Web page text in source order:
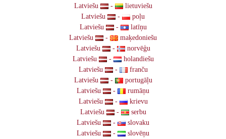
Latviešu
-
lietuviešu
Latviešu
-
poļu
Latviešu
-
latīņu
Latviešu
-
maķedoniešu
Latviešu
-
norvēģu
Latviešu
-
holandiešu
Latviešu
-
franču
Latviešu
-
portugāļu
Latviešu
-
rumāņu
Latviešu
-
krievu
Latviešu
-
serbu
Latviešu
-
slovaku
Latviešu
-
slovēņu